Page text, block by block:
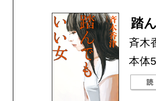
踏
斉木
本体